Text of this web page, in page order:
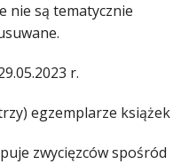
nie są tematycznie
r.
egzemplarze książek
zwycięzców spośród